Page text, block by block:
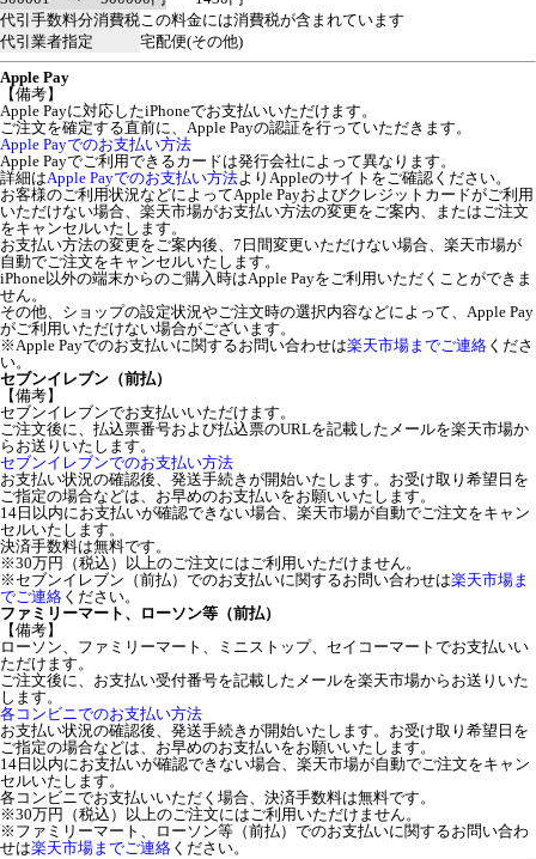
代引手数料分消費税この料金には消費税が含まれています
代引業者指定
宅配便(その他)
Apple Pay
【備考】
Apple Payに対応したiPhoneでお支払いいただけます。
ご注文を確定する直前に、Apple Payの認証を行っていただきます。
Apple Payでのお支払い方法
Apple Payでご利用できるカードは発行会社によって異なります。
詳細はApple Payでのお支払い方法よりAppleのサイトをご確認ください。
お客様のご利用状況などによってApple Payおよびクレジットカードがご利用
いただけない場合、楽天市場がお支払い方法の変更をご案内、またはご注文
をキャンセルいたします。
お支払い方法の変更をご案内後、7日間変更いただけない場合、楽天市場が
自動でご注文をキャンセルいたします。
iPhone以外の端末からのご購入時はApple Payをご利用いただくことができま
せん。
その他、ショップの設定状況やご注文時の選択内容などによって、Apple Pay
がご利用いただけない場合がございます。
※Apple Payでのお支払いに関するお問い合わせは楽天市場までご連絡 くださ
い。
セブンイレブン（前払）
【備考】
セブンイレブンでお支払いいただけます。
ご注文後に、払込票番号および払込票のURLを記載したメールを楽天市場か
らお送りいたします。
セブンイレブンでのお支払い方法
お支払い状況の確認後、発送手続きが開始いたします。お受け取り希望日を
ご指定の場合などは、お早めのお支払いをお願いいたします。
14日以内にお支払いが確認できない場合、楽天市場が自動でご注文をキャン
セルいたします。
決済手数料は無料です。
※30万円（税込）以上のご注文にはご利用いただけません。
※セブンイレブン（前払）でのお支払いに関するお問い合わせは楽天市場ま
でご連絡 ください。
ファミリーマート、ローソン等（前払）
【備考】
ローソン、ファミリーマート、ミニストップ、セイコーマートでお支払いい
ただけます。
ご注文後に、お支払い受付番号を記載したメールを楽天市場からお送りいた
します。
各コンビニでのお支払い方法
お支払い状況の確認後、発送手続きが開始いたします。お受け取り希望日を
ご指定の場合などは、お早めのお支払いをお願いいたします。
14日以内にお支払いが確認できない場合、楽天市場が自動でご注文をキャン
セルいたします。
各コンビニでお支払いいただく場合、決済手数料は無料です。
※30万円（税込）以上のご注文にはご利用いただけません。
※ファミリーマート、ローソン等（前払）でのお支払いに関するお問い合わ
せは楽天市場までご連絡 ください。